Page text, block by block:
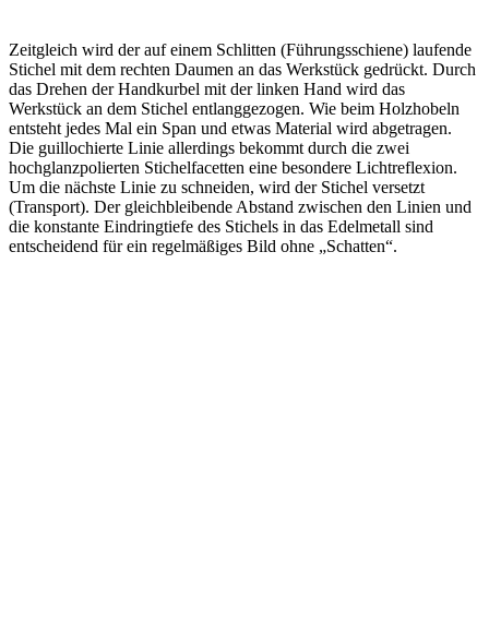
Zeitgleich wird der auf einem Schlitten (Führungsschiene) laufende
Stichel mit dem rechten Daumen an das Werkstück gedrückt. Durch
das Drehen der Handkurbel mit der linken Hand wird das
Werkstück an dem Stichel entlanggezogen. Wie beim Holzhobeln
entsteht jedes Mal ein Span und etwas Material wird abgetragen.
Die guillochierte Linie allerdings bekommt durch die zwei
hochglanzpolierten Stichelfacetten eine besondere Lichtreflexion.
Um die nächste Linie zu schneiden, wird der Stichel versetzt
(Transport). Der gleichbleibende Abstand zwischen den Linien und
die konstante Eindringtiefe des Stichels in das Edelmetall sind
entscheidend für ein regelmäßiges Bild ohne „Schatten“.